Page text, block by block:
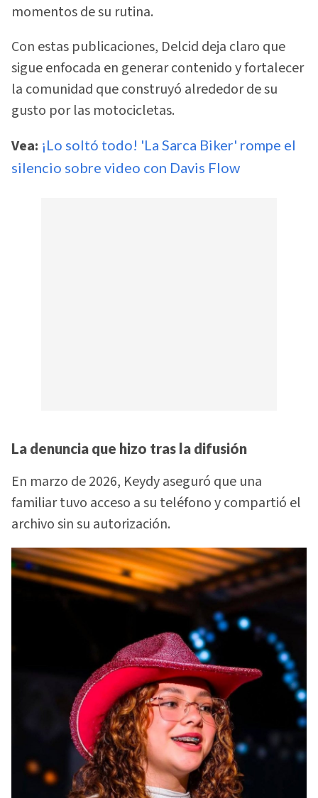
momentos de su rutina.
Con estas publicaciones, Delcid deja claro que
sigue enfocada en generar contenido y fortalecer
la comunidad que construyó alrededor de su
gusto por las motocicletas.
Vea: ¡Lo soltó todo! 'La Sarca Biker' rompe el
silencio sobre video con Davis Flow
La denuncia que hizo tras la difusión
En marzo de 2026, Keydy aseguró que una
familiar tuvo acceso a su teléfono y compartió el
archivo sin su autorización.